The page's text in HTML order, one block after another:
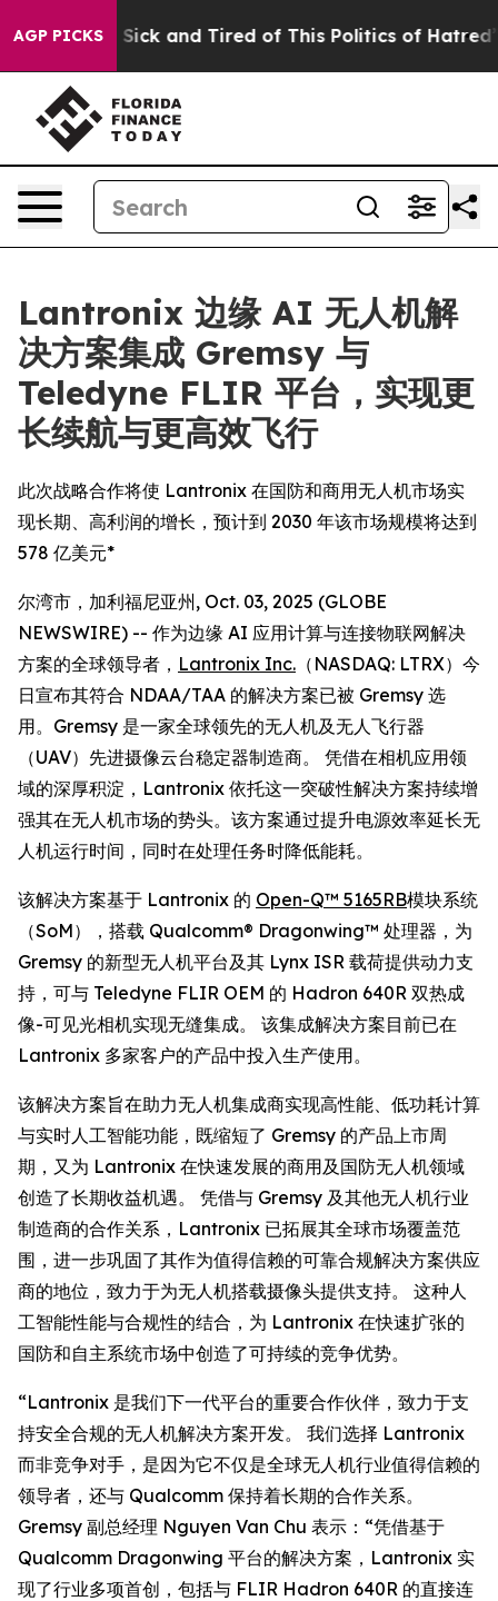
AGP PICKS
Are Sick and Tired of This Politics of Hatred” The
Lantronix 边缘 AI 无人机解
决方案集成 Gremsy 与
Teledyne FLIR 平台，实现更
长续航与更高效飞行
此次战略合作将使 Lantronix 在国防和商用无人机市场实
现长期、高利润的增长，预计到 2030 年该市场规模将达到
578 亿美元*
尔湾市，加利福尼亚州, Oct. 03, 2025 (GLOBE
NEWSWIRE) -- 作为边缘 AI 应用计算与连接物联网解决
方案的全球领导者， Lantronix Inc. （NASDAQ: LTRX）今
日宣布其符合 NDAA/TAA 的解决方案已被 Gremsy 选
用。Gremsy 是一家全球领先的无人机及无人飞行器
（UAV）先进摄像云台稳定器制造商。 凭借在相机应用领
域的深厚积淀，Lantronix 依托这一突破性解决方案持续增
强其在无人机市场的势头。该方案通过提升电源效率延长无
人机运行时间，同时在处理任务时降低能耗。
该解决方案基于 Lantronix 的 Open-Q™ 5165RB模块系统
（SoM），搭载 Qualcomm® Dragonwing™ 处理器，为
Gremsy 的新型无人机平台及其 Lynx ISR 载荷提供动力支
持，可与 Teledyne FLIR OEM 的 Hadron 640R 双热成
像-可见光相机实现无缝集成。 该集成解决方案目前已在
Lantronix 多家客户的产品中投入生产使用。
该解决方案旨在助力无人机集成商实现高性能、低功耗计算
与实时人工智能功能，既缩短了 Gremsy 的产品上市周
期，又为 Lantronix 在快速发展的商用及国防无人机领域
创造了长期收益机遇。 凭借与 Gremsy 及其他无人机行业
制造商的合作关系，Lantronix 已拓展其全球市场覆盖范
围，进一步巩固了其作为值得信赖的可靠合规解决方案供应
商的地位，致力于为无人机搭载摄像头提供支持。 这种人
工智能性能与合规性的结合，为 Lantronix 在快速扩张的
国防和自主系统市场中创造了可持续的竞争优势。
“Lantronix 是我们下一代平台的重要合作伙伴，致力于支
持安全合规的无人机解决方案开发。 我们选择 Lantronix
而非竞争对手，是因为它不仅是全球无人机行业值得信赖的
领导者，还与 Qualcomm 保持着长期的合作关系。
Gremsy 副总经理 Nguyen Van Chu 表示：“凭借基于
Qualcomm Dragonwing 平台的解决方案，Lantronix 实
现了行业多项首创，包括与 FLIR Hadron 640R 的直接连